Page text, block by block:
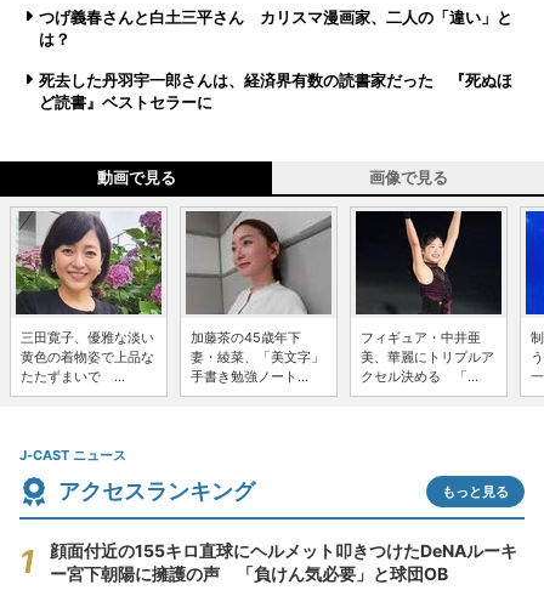
つげ義春さんと白土三平さん カリスマ漫画家、二人の「違い」と
は？
死去した丹羽宇一郎さんは、経済界有数の読書家だった 『死ぬほ
ど読書』ベストセラーに
動画で見る 画像で見る
三田寛子、優雅な淡い
黄色の着物姿で上品な
たたずまいで ...
加藤茶の45歳年下
妻・綾菜、「美文字」
手書き勉強ノート...
フィギュア・中井亜
美、華麗にトリプルア
クセル決める 「...
J-CAST ニュース
アクセスランキング もっと見る
顔面付近の155キロ直球にヘルメット叩きつけたDeNAルーキ
ー宮下朝陽に擁護の声 「負けん気必要」と球団OB